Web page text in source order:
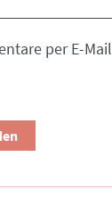
per E-